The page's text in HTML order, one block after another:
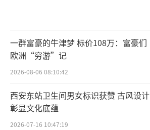
一群富豪的牛津梦 标价108万：富豪们
欧洲“穷游”记
2026-08-06 08:10:42
西安东站卫生间男女标识获赞 古风设计
彰显文化底蕴
2026-07-16 10:47:19